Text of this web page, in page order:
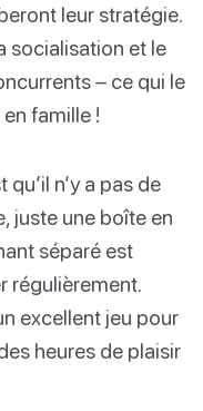
leur stratégie.
socialisation et le
– ce qui le
famille !
n’y a pas de
juste une boîte en
séparé est
régulièrement.
excellent jeu pour
heures de plaisir